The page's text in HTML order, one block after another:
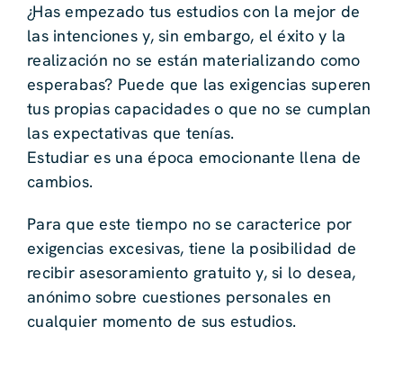
¿Has empezado tus estudios con la mejor de
las intenciones y, sin embargo, el éxito y la
realización no se están materializando como
esperabas? Puede que las exigencias superen
tus propias capacidades o que no se cumplan
las expectativas que tenías.
Estudiar es una época emocionante llena de
cambios.
Para que este tiempo no se caracterice por
exigencias excesivas, tiene la posibilidad de
recibir asesoramiento gratuito y, si lo desea,
anónimo sobre cuestiones personales en
cualquier momento de sus estudios.